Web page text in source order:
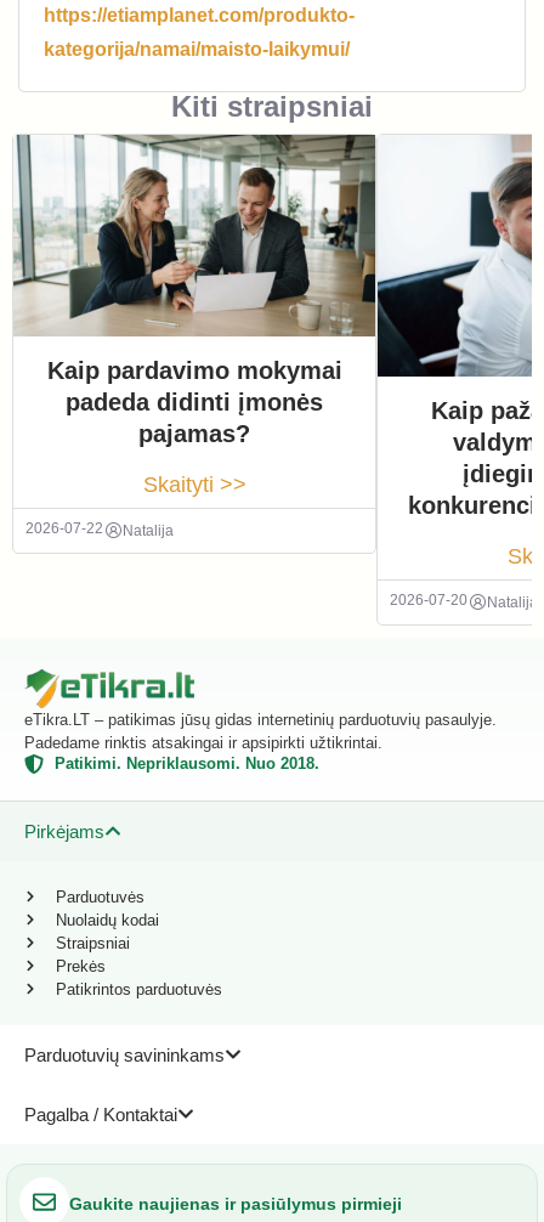
https://etiamplanet.com/produkto-
kategorija/namai/maisto-laikymui/
Kiti straipsniai
Kaip pardavimo mokymai
padeda didinti įmonės
pajamas?
Skaityti >>
2026-07-22 Natalija
Kaip
2026-07-20 Natalija
eTikra.LT – patikimas jūsų gidas internetinių parduotuvių pasaulyje.
Padedame rinktis atsakingai ir apsipirkti užtikrintai.
Patikimi. Nepriklausomi. Nuo 2018.
Pirkėjams
Parduotuvių savininkams
Pagalba / Kontaktai
Parduotuvės
Nuolaidų kodai
Straipsniai
Prekės
Patikrintos parduotuvės
Gaukite naujienas ir pasiūlymus pirmieji